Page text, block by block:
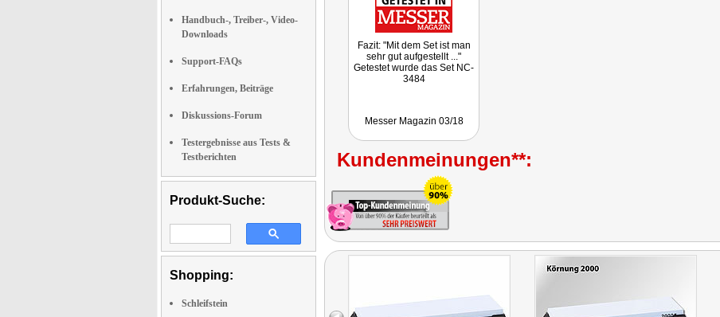
Handbuch-, Treiber-, Video-
Downloads
Support-FAQs
Erfahrungen, Beiträge
Diskussions-Forum
Testergebnisse aus Tests &
Testberichten
Produkt-Suche:
Shopping:
Schleifstein
Fazit: "Mit dem Set ist man
sehr gut aufgestellt ..."
Getestet wurde das Set NC-
3484
Messer Magazin 03/18
Kundenmeinungen**: